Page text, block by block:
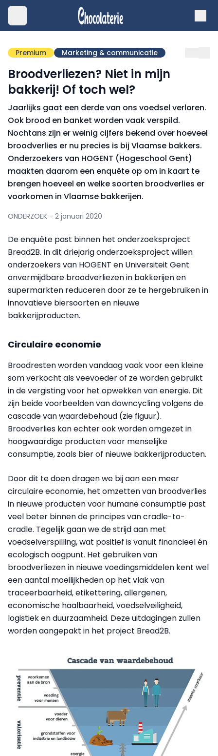
Premium Marketing & communicatie
Broodverliezen? Niet in mijn
bakkerij! Of toch wel?
Jaarlijks gaat een derde van ons voedsel verloren.
Ook brood en banket worden vaak verspild.
Nochtans zijn er weinig cijfers bekend over hoeveel
broodverlies er nu precies is bij Vlaamse bakkers.
Onderzoekers van HOGENT (Hogeschool Gent)
maakten daarom een enquête op om in kaart te
brengen hoeveel en welke soorten broodverlies er
voorkomen in Vlaamse bakkerijen.
ONDERZOEK - 2 januari 2020
De enquête past binnen het onderzoeksproject
Bread2B. In dit driejarig onderzoeksproject willen
onderzoekers van HOGENT en Universiteit Gent
onvermijdbare broodverliezen in bakkerijen en
supermarkten reduceren door ze te hergebruiken in
innovatieve biersoorten en nieuwe
bakkerijproducten.
Circulaire economie
Broodresten worden vandaag vaak voor een kleine
som verkocht als veevoeder of ze worden gebruikt
in de vergisting voor het opwekken van energie. Dit
zijn beide voorbeelden van downcycling volgens de
cascade van waardebehoud (zie figuur).
Broodverlies kan echter ook worden omgezet in
hoogwaardige producten voor menselijke
consumptie, zoals bier of nieuwe bakkerijproducten.
Door dit te doen dragen we bij aan een meer
circulaire economie, het omzetten van broodverlies
in nieuwe producten voor humane consumptie past
veel beter binnen de principes van cradle-to-
cradle. Tegelijk gaan we de strijd aan met
voedselverspilling, wat positief is vanuit financieel én
ecologisch oogpunt. Het gebruiken van
broodverliezen in nieuwe voedingsmiddelen kent wel
een aantal moeilijkheden op het vlak van
traceerbaarheid, etikettering, allergenen,
economische haalbaarheid, voedselveiligheid,
logistiek en duurzaamheid. Deze uitdagingen zullen
worden aangepakt in het project Bread2B.